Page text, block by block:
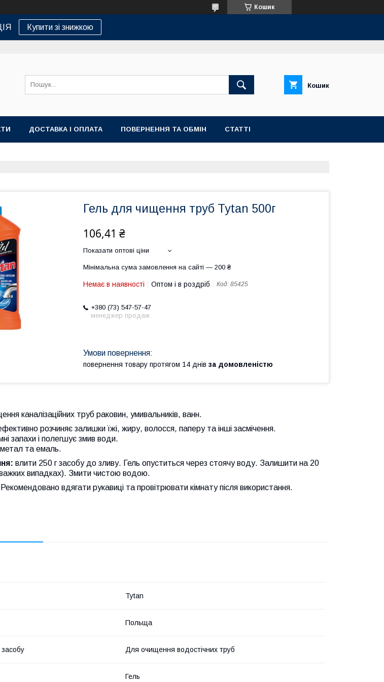
Кошик
Купити зі знижкою
Кошик
ДОСТАВКА І ОПЛАТА ПОВЕРНЕННЯ ТА ОБМІН СТАТТІ
Гель для чищення труб Tytan 500г
106,41 ₴
Показати оптові ціни
Мінімальна сума замовлення на сайті — 200 ₴
Немає в наявності Оптом і в роздріб Код: 85425
+380 (73) 547-57-47
менеджер продаж
повернення товару протягом 14 днів за домовленістю
каналізаційних труб раковин, умивальників, ванн.
розчиняє залишки їжі, жиру, волосся, паперу та інші засмічення.
запахи і полегшує змив води.
та емаль.
влити 250 г засобу до зливу. Гель опуститься через стоячу воду. Залишити на 20
важких випадках). Змити чистою водою.
Рекомендовано вдягати рукавиці та провітрювати кімнату після використання.
Tytan
Польща
Для очищення водостічних труб
Гель